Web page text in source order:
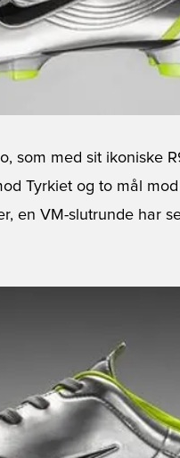
som med sit ikoniske
Tyrkiet og to mål
en VM-slutrunde har